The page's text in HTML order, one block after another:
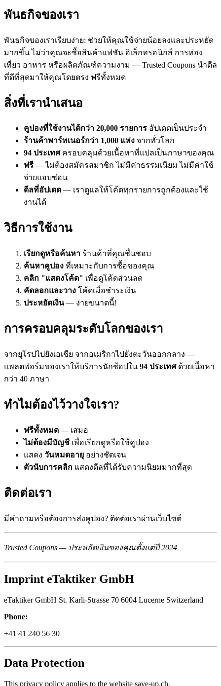
พันธกิจของเรา
พันธกิจของเราเรียบง่าย: ช่วยให้คุณใช้จ่ายน้อยลงและประหยัด
มากขึ้น ไม่ว่าคุณจะซื้อสินค้าแฟชัน อิเล็กทรอนิกส์ การท่อง
เที่ยว อาหาร หรือผลิตภัณฑ์ความงาม — Trusted Coupons นำดีล
ที่ดีที่สุดมาให้คุณโดยตรง ฟรีทั้งหมด
สิ่งที่เรานำเสนอ
คูปองที่ใช้งานได้กว่า 20,000 รายการ อัปเดตเป็นประจำ
ร้านค้าพาร์ทเนอร์กว่า 1,000 แห่ง จากทั่วโลก
94 ประเทศครอบคลุมด้วยเนื้อหาที่แปลเป็นภาษาของคุณ
ฟรี — ไม่ต้องสมัครสมาชิก ไม่มีค่าธรรมเนียม ไม่มีค่าใช้
จ่ายแอบซ่อน
ดีลที่อัปเดต — เราดูแลให้โค้ดทุกรายการถูกต้องและใช้
งานได้
วิธีการใช้งาน
เรียกดูหรือค้นหา ร้านค้าที่คุณชื่นชอบ
ค้นหาคูปอง ที่เหมาะกับการซื้อของคุณ
คลิก "แสดงโค้ด" เพื่อดูโค้ดส่วนลด
คัดลอกและวาง โค้ดเมื่อชำระเงิน
ประหยัดเงิน— ง่ายขนาดนี้!
การครอบคลุมระดับโลกของเรา
จากยุโรปไปยังเอเชีย จากอเมริกาไปยังตะวันออกกลาง —
แพลตฟอร์มของเราให้บริการนักช้อปใน 94 ประเทศด้วยเนื้อหา
กว่า 40 ภาษา
ทำไมต้องไว้วางใจเรา?
ฟรีทั้งหมด — เสมอ
ไม่ต้องมีบัญชี เพื่อเรียกดูหรือใช้คูปอง
แสดง วันหมดอายุ อย่างชัดเจน
ตัวนับการคลิก แสดงดีลที่ได้รับความนิยมมากที่สุด
ติดต่อเรา
มีคำถามหรือต้องการส่งคูปอง? ติดต่อเราผ่านเว็บไซต์
Trusted Coupons — ประหยัดเงินของคุณตั้งแต่ปี 2024
Imprint eTaktiker GmbH
eTaktiker GmbH St. Karli-Strasse 70 6004 Lucerne Switzerland
Phone:
+41 41 240 56 30
Data Protection
This privacy policy applies to the website save-up.ch.